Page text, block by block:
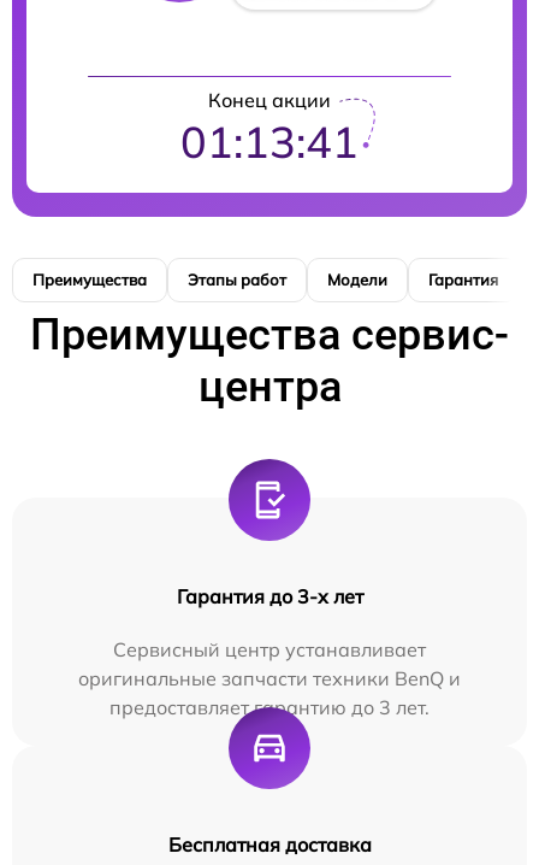
Конец акции
01:13:40
Преимущества Этапы работ Модели Гарантия
Преимущества сервис-
центра
Гарантия до 3-х лет
Сервисный центр устанавливает
оригинальные запчасти техники BenQ и
предоставляет гарантию до 3 лет.
Бесплатная доставка